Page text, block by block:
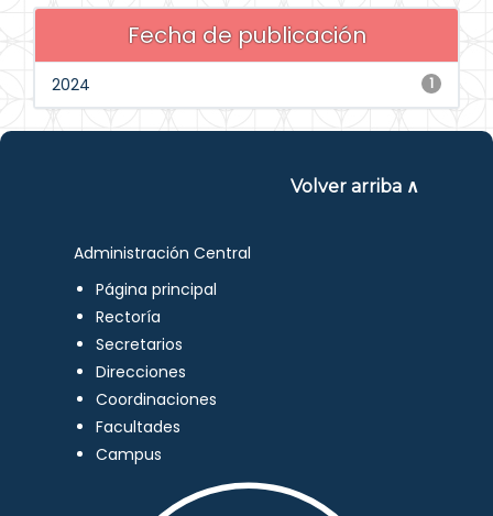
Fecha de publicación
1
2024
Volver arriba ∧
Administración Central
Página principal
Rectoría
Secretarios
Direcciones
Coordinaciones
Facultades
Campus